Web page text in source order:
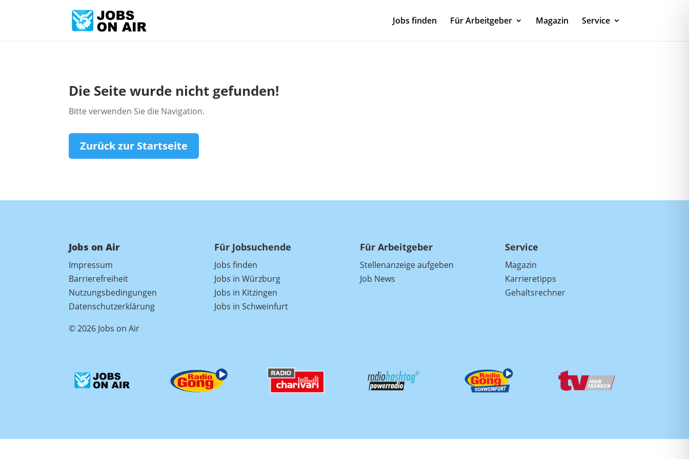
Jobs finden Für Arbeitgeber Magazin Service
Die Seite wurde nicht gefunden!
Bitte verwenden Sie die Navigation.
Zurück zur Startseite
Jobs on Air
Impressum
Barrierefreiheit
Nutzungsbedingungen
Datenschutzerklärung
© 2026 Jobs on Air
Für Jobsuchende
Jobs finden
Jobs in Würzburg
Jobs in Kitzingen
Jobs in Schweinfurt
Für Arbeitgeber
Stellenanzeige aufgeben
Job News
Service
Magazin
Karrieretipps
Gehaltsrechner